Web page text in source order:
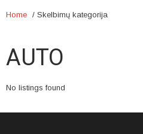
Home / Skelbimų kategorija
AUTO
No listings found